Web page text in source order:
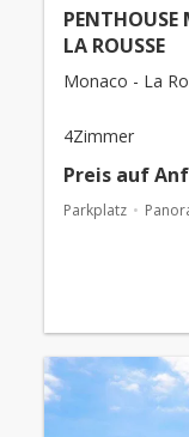
PENTHOUSE
LA ROUSSE
Monaco - La
4Zimmer
Preis auf
Parkplatz